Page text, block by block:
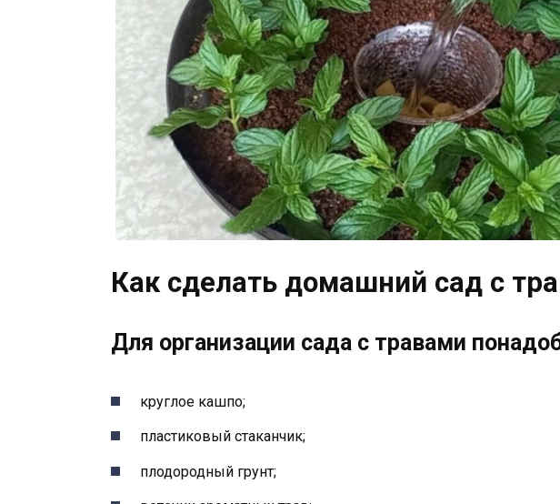
Как сделать домашний сад с
Для организации сада с травами
круглое кашпо;
пластиковый стаканчик;
плодородный грунт;